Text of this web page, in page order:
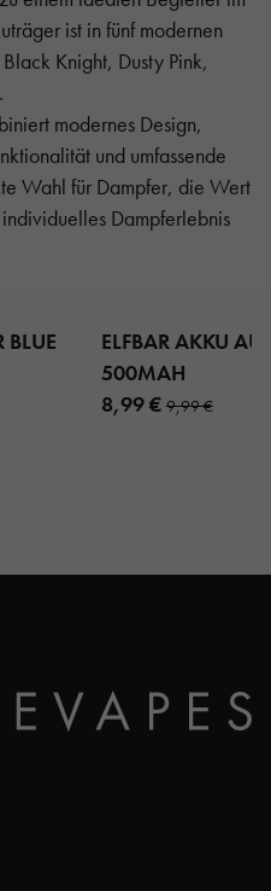
ist in fünf modernen
Knight, Dusty Pink,
modernes Design,
und umfassende
Wahl für Dampfer, die Wert
Dampferlebnis
BLUE
ELFBAR AKKU
500MAH
8,99 €9,99 €